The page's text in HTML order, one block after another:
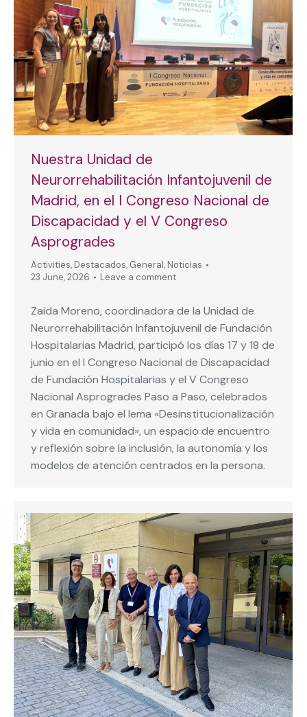
Nuestra Unidad de
Neurorrehabilitación Infantojuvenil de
Madrid, en el I Congreso Nacional de
Discapacidad y el V Congreso
Asprogrades
Activities, Destacados, General, Noticias
23 June, 2026
Leave a comment
Zaida Moreno, coordinadora de la Unidad de
Neurorrehabilitación Infantojuvenil de Fundación
Hospitalarias Madrid, participó los días 17 y 18 de
junio en el I Congreso Nacional de Discapacidad
de Fundación Hospitalarias y el V Congreso
Nacional Asprogrades Paso a Paso, celebrados
en Granada bajo el lema «Desinstitucionalización
y vida en comunidad», un espacio de encuentro
y reflexión sobre la inclusión, la autonomía y los
modelos de atención centrados en la persona.